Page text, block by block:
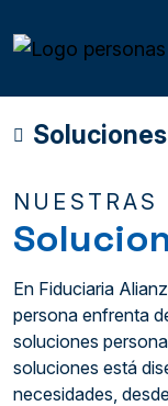
Soluciones
NUESTRAS
En Fiduciaria
persona enfrenta
soluciones
soluciones está
necesidades,